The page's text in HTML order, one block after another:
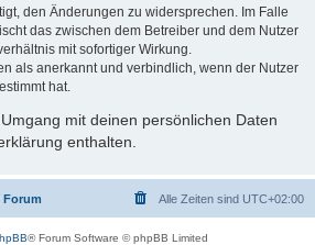
den Änderungen zu widersprechen. Im Falle
das zwischen dem Betreiber und dem Nutzer
mit sofortiger Wirkung.
als anerkannt und verbindlich, wenn der Nutzer
hat.
mit deinen persönlichen Daten
enthalten.
Forum Alle Zeiten sind UTC+02:00
® Forum Software © phpBB Limited